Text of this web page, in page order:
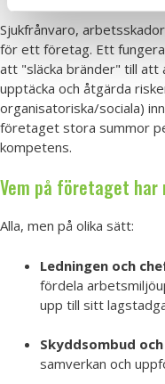
Sjukfrånvaro,
för ett företag. Ett
att "släcka bränder" till
upptäcka och åtgärda
organisatoriska/sociala)
företaget stora summor
kompetens.
Vem på företaget
Alla, men på olika sätt:
Ledningen och
fördela
upp till sitt
Skyddsombud och
samverkan och